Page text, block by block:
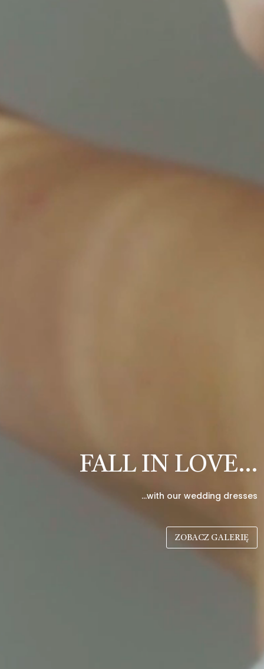
FALL IN LOVE…
…with our wedding dresses
ZOBACZ GALERIĘ